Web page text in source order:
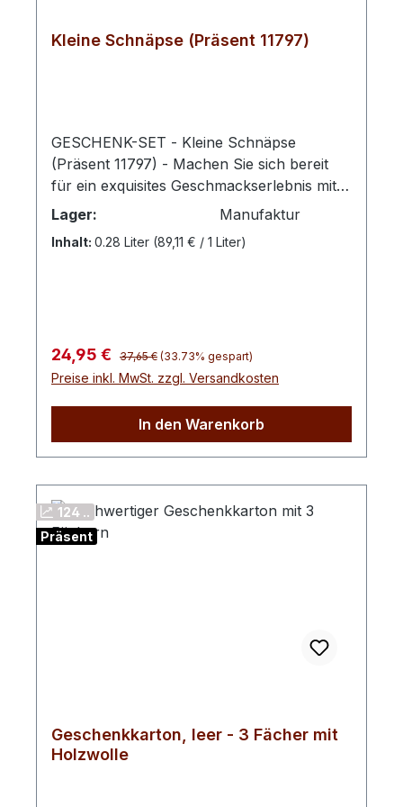
Kleine Schnäpse (Präsent 11797)
GESCHENK-SET - Kleine Schnäpse
(Präsent 11797) - Machen Sie sich bereit
für ein exquisites Geschmackserlebnis mit
unserem Geschenkset "Kleine Schnäpse".
Ob für einen Geburtstag, als Mitbringsel für
Freunde oder als Dankeschön für
Obstbrand Mirabelle 0.04l (40%Vol) 1x
Obstbrand Sauerkirsche 0.04l (40%Vol)1x
Obstgeist Sanddorn 0.04l (40%Vol) 1x
Obstgeist Himbeere 0.04l (40%Vol) inkl.
BrennereiführungVerpackt in
hochwertigen Geschenkkarton mit
GoldprägungNachhaltig mit Holzwolle
Lager: Manufaktur
Inhalt: 0.28 Liter (89,11 € / 1 Liter)
Verkaufspreis:
24,95 € Regulärer Preis:
37,65 € (33.73% gespart)
Preise inkl. MwSt. zzgl. Versandkosten
In den Warenkorb
124 ..
Präsent
Geschenkkarton, leer - 3 Fächer mit
Holzwolle